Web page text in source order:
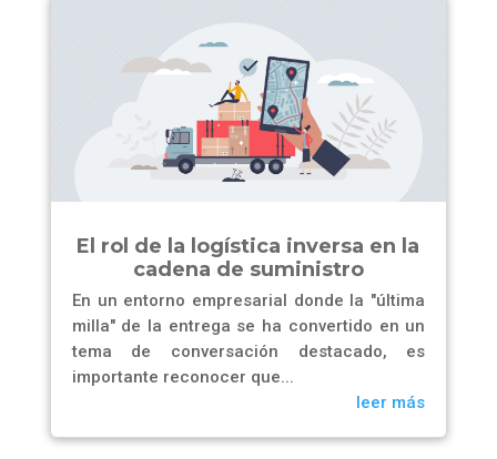
El rol de la logística inversa en la
cadena de suministro
En un entorno empresarial donde la "última
milla" de la entrega se ha convertido en un
tema de conversación destacado, es
importante reconocer que...
leer más